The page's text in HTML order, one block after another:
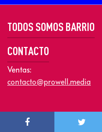
TODOS SOMOS BARRIO
CONTACTO
Ventas:
contacto@prowell.media
Copyright © 2026 Prowel Media. Todos